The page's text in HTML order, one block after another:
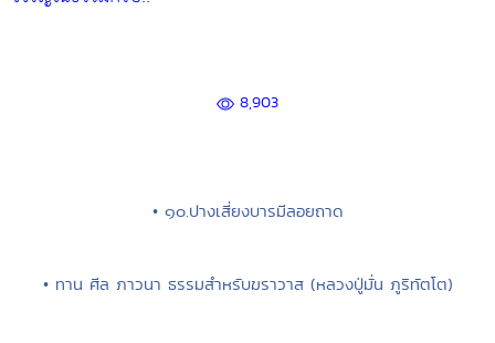
8,903
• ๑๐.ปางเสี่ยงบารมีลอยถาด
• ทาน ศีล ภาวนา ธรรมสำหรับฆราวาส (หลวงปู่มั่น ภูริทัตโต)